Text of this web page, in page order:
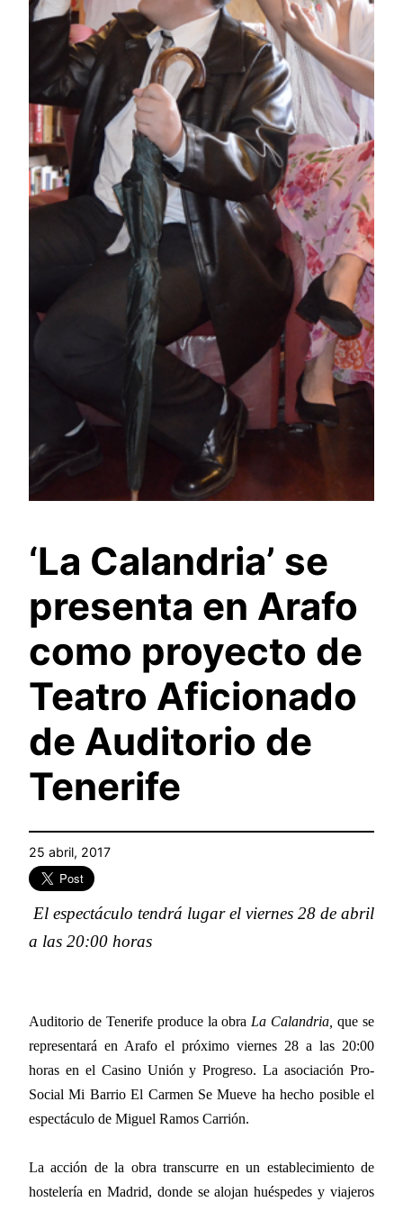
‘La Calandria’ se
presenta en Arafo
como proyecto de
Teatro Aficionado
de Auditorio de
Tenerife
25 abril, 2017
El espectáculo tendrá lugar el viernes 28 de abril
a las 20:00 horas
Auditorio de Tenerife produce la obra La Calandria, que se
representará en Arafo el próximo viernes 28 a las 20:00
horas en el Casino Unión y Progreso. La asociación Pro-
Social Mi Barrio El Carmen Se Mueve ha hecho posible el
espectáculo de Miguel Ramos Carrión.
La acción de la obra transcurre en un establecimiento de
hostelería en Madrid, donde se alojan huéspedes y viajeros